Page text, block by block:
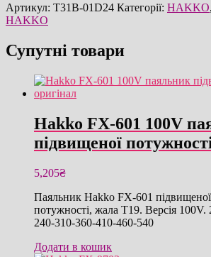
Артикул: T31B-01D24 Категорії: HAKKO,
HAKKO
Супутні товари
Hakko FX-601 100V
підвищеної
5,205₴
Паяльник Hakko FX-601 підвищеної
потужності, жала T19. Версія 100V.
240-310-360-410-460-540
Додати в кошик